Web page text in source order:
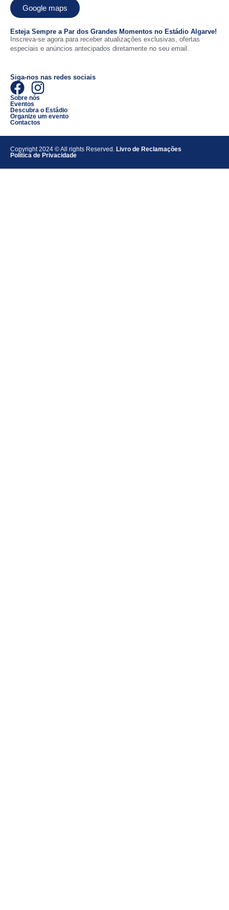
Google maps
Esteja Sempre a Par dos Grandes Momentos no Estádio Algarve!
Inscreva-se agora para receber atualizações exclusivas, ofertas
especiais e anúncios antecipados diretamente no seu email.
Siga-nos nas redes sociais
Sobre nós
Eventos
Descubra o Estádio
Organize um evento
Contactos
Copyright 2024 © All rights Reserved. Livro de Reclamações
Política de Privacidade